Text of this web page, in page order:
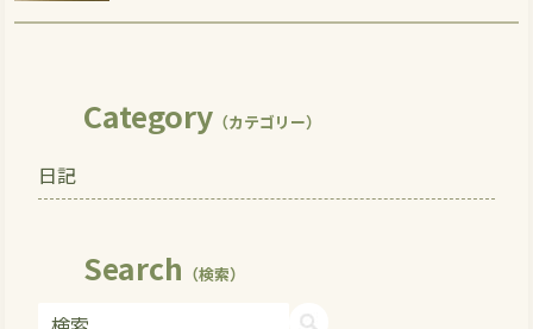
Category（カテゴリー）
日記
Search （検索）